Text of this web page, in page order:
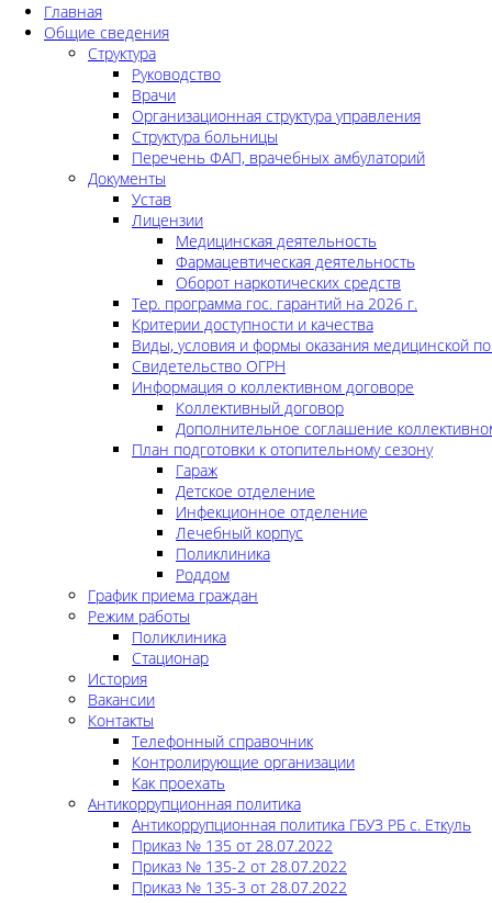
Главная
Общие сведения
Структура
Руководство
Врачи
Организационная структура управления
Структура больницы
Перечень ФАП, врачебных амбулаторий
Документы
Устав
Лицензии
Медицинская деятельность
Фармацевтическая деятельность
Оборот наркотических средств
Тер. программа гос. гарантий на 2026 г.
Критерии доступности и качества
Виды, условия и формы оказания медицинской
Свидетельство ОГРН
Информация о коллективном договоре
Коллективный договор
Дополнительное соглашение
План подготовки к отопительному сезону
Гараж
Детское отделение
Инфекционное отделение
Лечебный корпус
Поликлиника
Роддом
График приема граждан
Режим работы
Поликлиника
Стационар
История
Вакансии
Контакты
Телефонный справочник
Контролирующие организации
Как проехать
Антикоррупционная политика
Антикоррупционная политика ГБУЗ РБ с. Еткуль
Приказ № 135 от 28.07.2022
Приказ № 135-2 от 28.07.2022
Приказ № 135-3 от 28.07.2022